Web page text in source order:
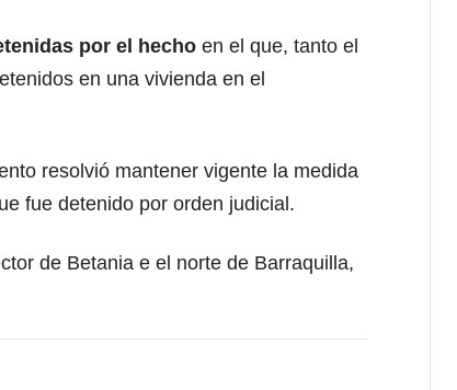
por el hecho en el que, tanto el
en una vivienda en el
resolvió mantener vigente la medida
fue detenido por orden judicial.
de Betania e el norte de Barraquilla,